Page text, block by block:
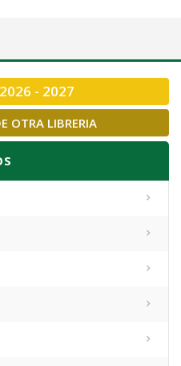
- 2027
OTRA LIBRERIA